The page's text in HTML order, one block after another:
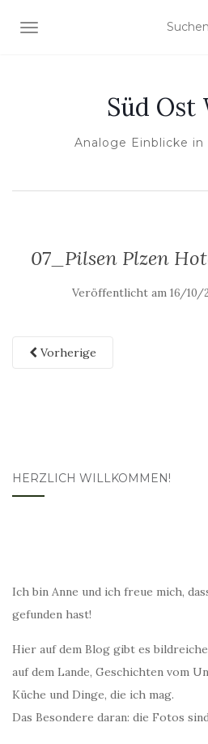
NAVIGATION UMSCHALTEN
Süd Ost
Analoge Einblicke in
07_Pilsen Plzen
Veröffentlicht am 16/10/
Vorherige
HERZLICH WILLKOMMEN!
Ich bin Anne und ich freue mich,
gefunden hast!
Hier auf dem Blog gibt es
auf dem Lande, Geschichten vom
Küche und Dinge, die ich mag.
Das Besondere daran: die Fotos